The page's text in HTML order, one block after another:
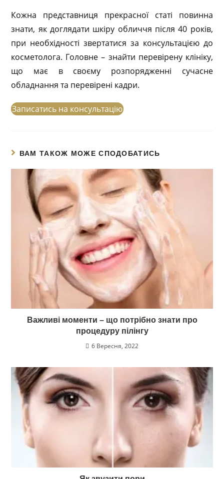
Кожна представниця прекрасної статі повинна
знати, як доглядати шкіру обличчя після 40 років,
при необхідності звертатися за консультацією до
косметолога. Головне – знайти перевірену клініку,
що має в своєму розпорядженні сучасне
обладнання та перевірені кадри.
Записатись на консультацію
ВАМ ТАКОЖ МОЖЕ СПОДОБАТИСЬ
Важливі моменти – що потрібно знати про
процедуру пілінгу
6 Вересня, 2022